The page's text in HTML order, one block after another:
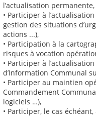
l’actualisation permanente,
• Participer à
gestion des situations
actions ...),
• Participation à la
risques à vocation
• Participer à
d’Information Communal
• Participer au maintien
Commandement
logiciels …),
• Participer, le cas échéant,